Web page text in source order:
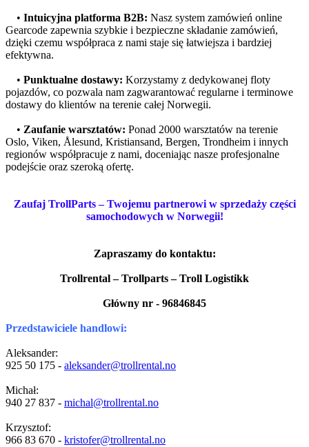
• Intuicyjna platforma B2B: Nasz system zamówień online
Gearcode zapewnia szybkie i bezpieczne składanie zamówień,
dzięki czemu współpraca z nami staje się łatwiejsza i bardziej
efektywna.
• Punktualne dostawy: Korzystamy z dedykowanej floty
pojazdów, co pozwala nam zagwarantować regularne i terminowe
dostawy do klientów na terenie całej Norwegii.
• Zaufanie warsztatów: Ponad 2000 warsztatów na terenie
Oslo, Viken, Ålesund, Kristiansand, Bergen, Trondheim i innych
regionów współpracuje z nami, doceniając nasze profesjonalne
podejście oraz szeroką ofertę.
Zaufaj TrollParts – Twojemu partnerowi w sprzedaży części
samochodowych w Norwegii!
Zapraszamy do kontaktu:
Trollrental – Trollparts – Troll Logistikk
Główny nr - 96846845
Przedstawiciele handlowi:
Aleksander:
925 50 175 - aleksander@trollrental.no
Michał:
940 27 837 - michal@trollrental.no
Krzysztof:
966 83 670 - kristofer@trollrental.no